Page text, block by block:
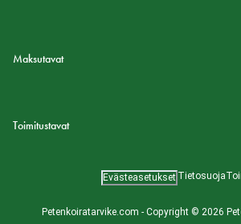
Maksutavat
Toimitustavat
Petenkoiratarvike.com - Copyright © 2026
Evästeasetukset Tietosuoja